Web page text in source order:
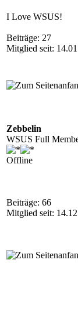
I Love WSUS!
Beiträge: 27
Mitglied seit:
Zebbelin
WSUS Full
Offline
Beiträge: 66
Mitglied seit: